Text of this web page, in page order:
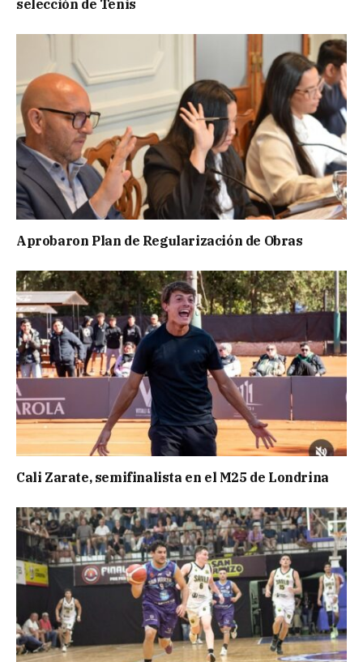
selección de Tenis
Aprobaron Plan de Regularización de Obras
Cali Zarate, semifinalista en el M25 de Londrina